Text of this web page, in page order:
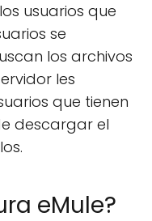
usuarios que
se
los archivos
les
que tienen
descargar el
eMule?